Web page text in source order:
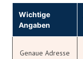
Wichtige
Angaben
Genaue Adresse